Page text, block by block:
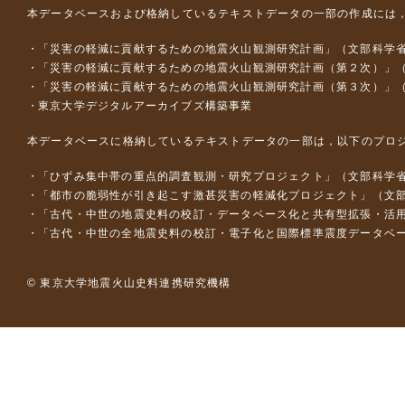
本データベースおよび格納しているテキストデータの一部の作成には
「災害の軽減に貢献するための地震火山観測研究計画」（文部科学
「災害の軽減に貢献するための地震火山観測研究計画（第２次）」
「災害の軽減に貢献するための地震火山観測研究計画（第３次）」
東京大学デジタルアーカイブズ構築事業
本データベースに格納しているテキストデータの一部は，以下のプロ
「ひずみ集中帯の重点的調査観測・研究プロジェクト」（文部科
「都市の脆弱性が引き起こす激甚災害の軽減化プロジェクト」（
「古代・中世の地震史料の校訂・データベース化と共有型拡張・
「古代・中世の全地震史料の校訂・電子化と国際標準震度データ
© 東京大学地震火山史料連携研究機構